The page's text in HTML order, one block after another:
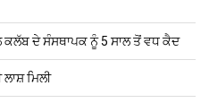
ਕਲੱਬ ਦੇ ਸੰਸਥਾਪਕ ਨੂੰ 5 ਸਾਲ ਤੋਂ ਵਧ ਕੈਦ
ਮਿਲੀ